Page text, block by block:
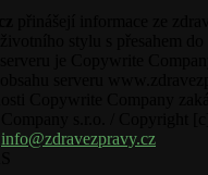
info@zdravezpravy.cz